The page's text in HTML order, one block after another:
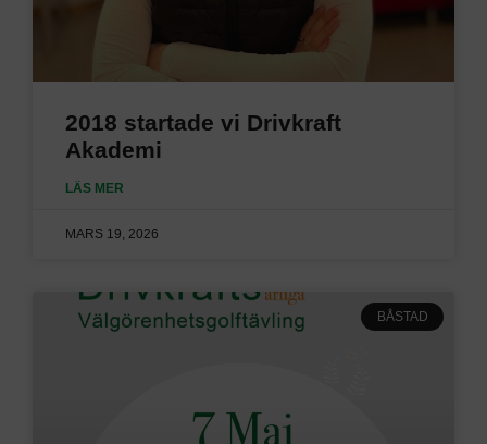
2018 startade vi Drivkraft
Akademi
LÄS MER
MARS 19, 2026
BÅSTAD